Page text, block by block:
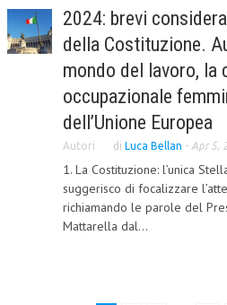
CIVILE
TRIBUTARIA
PENALE
ARCHIVIO EVENTI (FINO AL 2022)
CORSI ENTI TERZI
PUBBLICAZIONI
2024: brevi
della Costituzione.
mondo del lavoro, la
occupazionale
dell’Unione Europea
Autori di Luca Bellan - Apr 5,
1. La Costituzione: l’unica
suggerisco di focalizzare
richiamando le parole del
Mattarella dal...